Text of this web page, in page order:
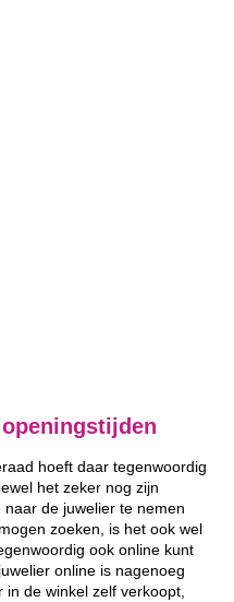
hoeft daar tegenwoordig
het zeker nog zijn
de juwelier te nemen
zoeken, is het ook wel
ook online kunt
online is nagenoeg
de winkel zelf verkoopt,